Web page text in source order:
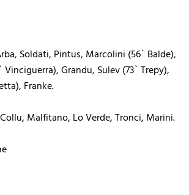
Soldati, Pintus, Marcolini (56` Balde),
Grandu, Sulev (73` Trepy),
Franke.
Malfitano, Lo Verde, Tronci, Marini.